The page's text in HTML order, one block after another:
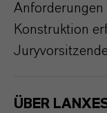
Anforderungen
Konstruktion
ÜBER